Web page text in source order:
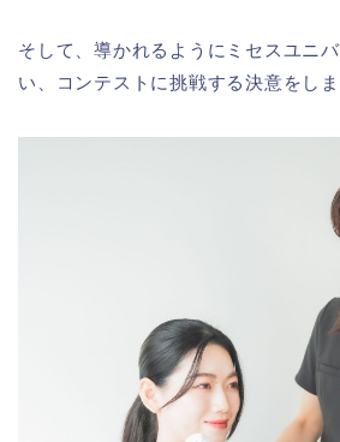
そして、導かれるようにミセスユニ
い、コンテストに挑戦する決意をしま